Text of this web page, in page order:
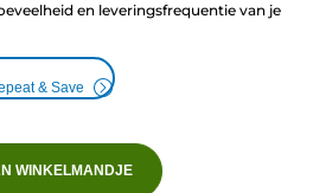
en leveringsfrequentie van je
& Save
WINKELMANDJE